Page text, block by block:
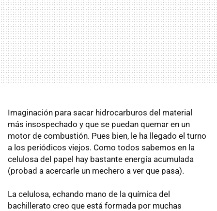
Imaginación para sacar hidrocarburos del material
más insospechado y que se puedan quemar en un
motor de combustión. Pues bien, le ha llegado el turno
a los periódicos viejos. Como todos sabemos en la
celulosa del papel hay bastante energía acumulada
(probad a acercarle un mechero a ver que pasa).
La celulosa, echando mano de la química del
bachillerato creo que está formada por muchas